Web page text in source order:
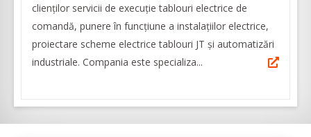
clienţilor servicii de execuţie tablouri electrice de
comandă, punere în funcţiune a instalaţiilor electrice,
proiectare scheme electrice tablouri JT şi automatizări
industriale. Compania este specializa...